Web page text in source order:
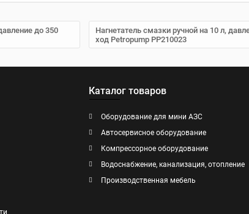
до 350
Нагнетатель смазки ручной на 10 л,
ход Petropump PP210023
Каталог товаров
Оборудование для мини АЗС
Автосервисное оборудование
Компрессорное оборудование
Водоснабжение, канализация, отопление
Производственная мебель